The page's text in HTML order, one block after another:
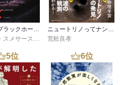
あなたがブラックホールについて知っていることはほぼすべて間違っている
ベッキー・スメサースト
梶山 あゆみ
ニュートリノってナンダ？-やさしく知る素粒子・ニュートリノ・重力波
荒舩良孝
5位 6位